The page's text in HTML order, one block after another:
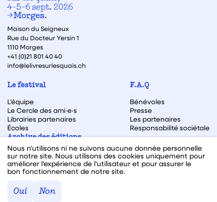
Maison du Seigneux
Rue du Docteur Yersin 1
1110 Morges
+41 (0)21 801 40 40
info@lelivresurlesquais.ch
Le festival
L’équipe
Le Cercle des ami·e·s
Librairies partenaires
Écoles
F.A.Q
Bénévoles
Presse
Les partenaires
Responsabilité sociétale
Archive des éditions
Archive des autrices et auteurs
Facebook
Instagram
Linkedin
Youtube
Nous n'utilisons ni ne suivons aucune donnée personnelle
sur notre site. Nous utilisons des cookies uniquement pour
améliorer l'expérience de l'utilisateur et pour assurer le
bon fonctionnement de notre site.
Oui Non